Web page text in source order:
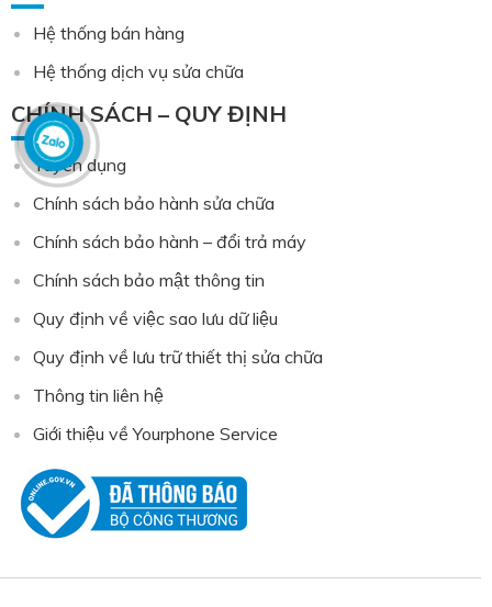
Hệ thống bán hàng
Hệ thống dịch vụ sửa chữa
CHÍNH SÁCH – QUY ĐỊNH
Tuyển dụng
Chính sách bảo hành sửa chữa
Chính sách bảo hành – đổi trả máy
Chính sách bảo mật thông tin
Quy định về việc sao lưu dữ liệu
Quy định về lưu trữ thiết thị sửa chữa
Thông tin liên hệ
Giới thiệu về Yourphone Service